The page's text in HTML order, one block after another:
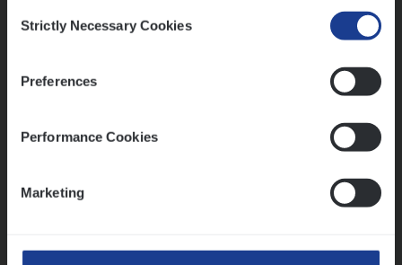
Selection
Strictly Necessary Cookies
Preferences
Performance Cookies
Marketing
Vorige Volgende
Mathias houdt van diepgaande dossiers én droge
Thalia zoekt graag oplossingen, in games én op het